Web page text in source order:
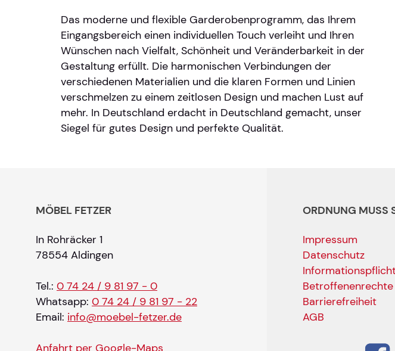
Das moderne und flexible Garderobenprogramm, das Ihrem
Eingangsbereich einen individuellen Touch verleiht und Ihren
Wünschen nach Vielfalt, Schönheit und Veränderbarkeit in der
Gestaltung erfüllt. Die harmonischen Verbindungen der
verschiedenen Materialien und die klaren Formen und Linien
verschmelzen zu einem zeitlosen Design und machen Lust auf
mehr. In Deutschland erdacht in Deutschland gemacht, unser
Siegel für gutes Design und perfekte Qualität.
MÖBEL FETZER
In Rohräcker 1
78554 Aldingen
Tel.: 0 74 24 / 9 81 97 - 0
Whatsapp: 0 74 24 / 9 81 97 - 22
Email: info@moebel-fetzer.de
Anfahrt per Google-Maps
ORDNUNG MUSS
Impressum
Datenschutz
Betroffenenrechte
Barrierefreiheit
AGB